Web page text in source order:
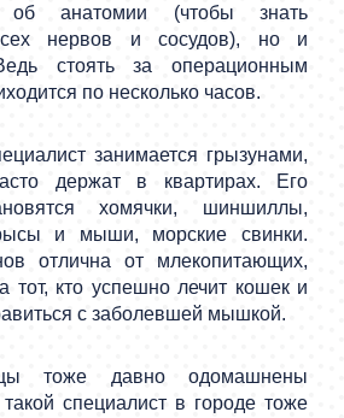
об анатомии (чтобы знать
нервов и сосудов), но и
стоять за операционным
по несколько часов.
занимается грызунами,
держат в квартирах. Его
хомячки, шиншиллы,
и мыши, морские свинки.
отлична от млекопитающих,
тот, кто успешно лечит кошек и
с заболевшей мышкой.
тоже давно одомашнены
специалист в городе тоже